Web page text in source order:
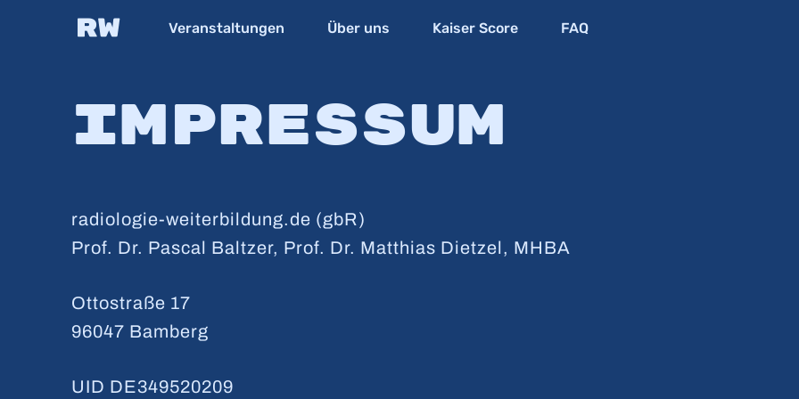
Veranstaltungen Über uns Kaiser Score FAQ
Impressum
radiologie-weiterbildung.de (gbR)
Prof. Dr. Pascal Baltzer, Prof. Dr. Matthias Dietzel, MHBA
Ottostraße 17
96047 Bamberg
UID DE349520209